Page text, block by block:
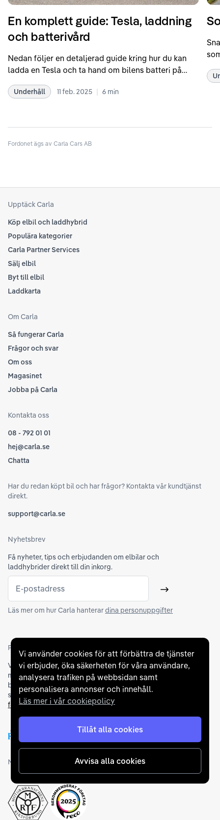
Vi använder cookies för att förbättra de tjänster
vi erbjuder, öka säkerheten för våra användare,
analysera trafiken på webbsidan samt
personalisera annonser och innehåll.
Läs mer i vår cookiepolicy
Tillåt alla cookies
Avvisa alla cookies
En komplett guide: Tesla, laddning
och batterivård
Nedan följer en detaljerad guide kring hur du kan
ladda en Tesla och ta hand om bilens batteri på
rekommendationer samt våra egna erfarenheter
att kolla Teslas officiella supportsidor för den
senaste informationen.
Underhåll 11 feb. 2025 | 6 min
till
Fordonet ägs av Carla Cars AB
Upptäck Carla
Köp elbil och laddhybrid
Populära kategorier
Carla Partner Services
Sälj elbil
Byt till elbil
Laddkarta
Om Carla
Så fungerar Carla
Frågor och svar
Om oss
Magasinet
Jobba på Carla
Kontakta oss
08 - 792 01 01
hej@carla.se
Chatta
Har du redan köpt bil och har frågor? Kontakta vår kundtjänst
direkt.
support@carla.se
Nyhetsbrev
Få nyheter, tips och erbjudanden om elbilar och
laddhybrider direkt till din inkorg.
E-postadress Skicka
Läs mer om hur Carla hanterardina personuppgifter
Partners och betallösningar
Vi samarbetar medflertalet banker för att erbjuda dig bästa
möjliga finansieringslösning och stödjer en rad olika
betalningsmetoder. För att du ska känna dig trygg vid ditt köp
samarbetar vi med Folksam och AutoConcept gällande
försäkringar och garantier.
Medlemskap och utmärkelser